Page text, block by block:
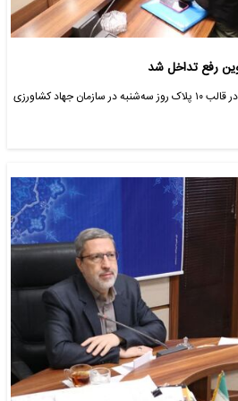
۱۰ هزار هکتار از اراضی استان قزوین در قالب ۱۰ پلاک روز سه‌شنبه در سازمان جهاد کشاورزی